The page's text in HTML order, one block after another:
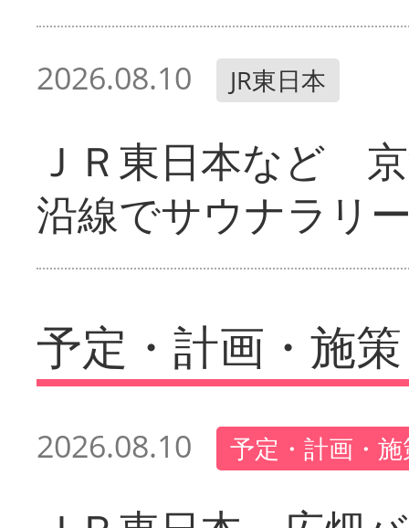
2026.08.10 JR東日本
ＪＲ東日本など
沿線でサウナラリ
予定・計画・施策
2026.08.10 予定・計画・